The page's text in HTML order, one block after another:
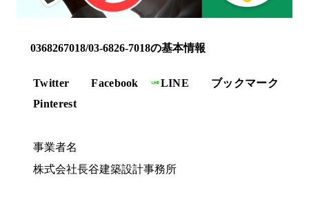
0368267018/03-6826-7018の基本情報
Twitter Facebook LINE
ブックマーク
Pinterest
事業者名
株式会社長谷建築設計事務所